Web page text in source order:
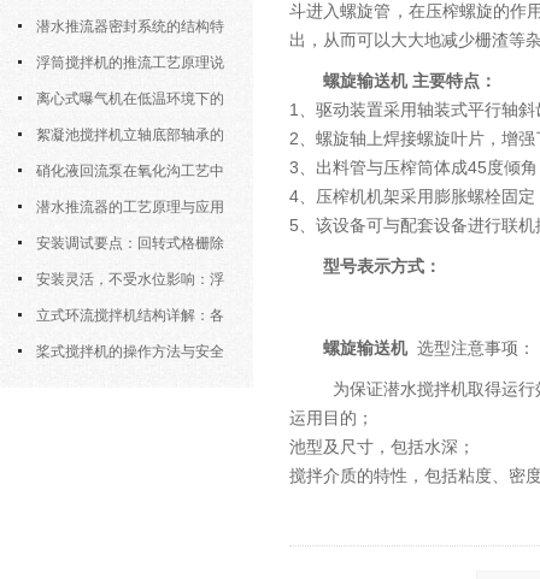
潜水推流器密封系统的结构特
点与渗漏故障处理
浮筒搅拌机的推流工艺原理说
明 离心式曝气机在低温环境下的
运行特性与防冻措施
絮凝池搅拌机立轴底部轴承的
密封防水与免维护设计
硝化液回流泵在氧化沟工艺中
的布置位置对回流效果的影响
潜水推流器的工艺原理与应用
逻辑安装调试要点：回转式格栅除
污机的土建配合要求与水平度校准
安装灵活，不受水位影响：浮
筒式曝气机的结构优势与适用场景
立式环流搅拌机结构详解：各
部件的功能与协同
桨式搅拌机的操作方法与安全
斗进入螺旋管，在压榨螺旋的作
出，从而可以大大地减少栅渣等
螺旋输送机 主要特点：
1、驱动装置采用轴装式平行轴
2、螺旋轴上焊接螺旋叶片，增
3、出料管与压榨筒体成45度倾角
4、压榨机机架采用膨胀螺栓固
5、该设备可与配套设备进行联
型号表示方式：
螺旋输送机选型注意事项：
为保证潜水搅拌机取得运
运用目的；
池型及尺寸，包括水深；
搅拌介质的特性，包括粘度、密